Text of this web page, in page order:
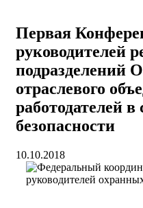
Первая
руководителей
подразделений
отраслевого
работодателей
безопасности
10.10.2018